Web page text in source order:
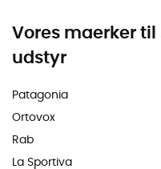
Vores maerker
udstyr
Patagonia
Ortovox
Rab
La Sportiva